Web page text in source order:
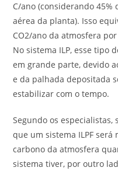
C/ano (considerando 45%
aérea da planta). Isso
CO2/ano da atmosfera
No sistema ILP, esse tipo
em grande parte, devido
e da palhada depositada
estabilizar com o tempo.
Segundo os
que um sistema ILPF
carbono da atmosfera
sistema tiver, por outro